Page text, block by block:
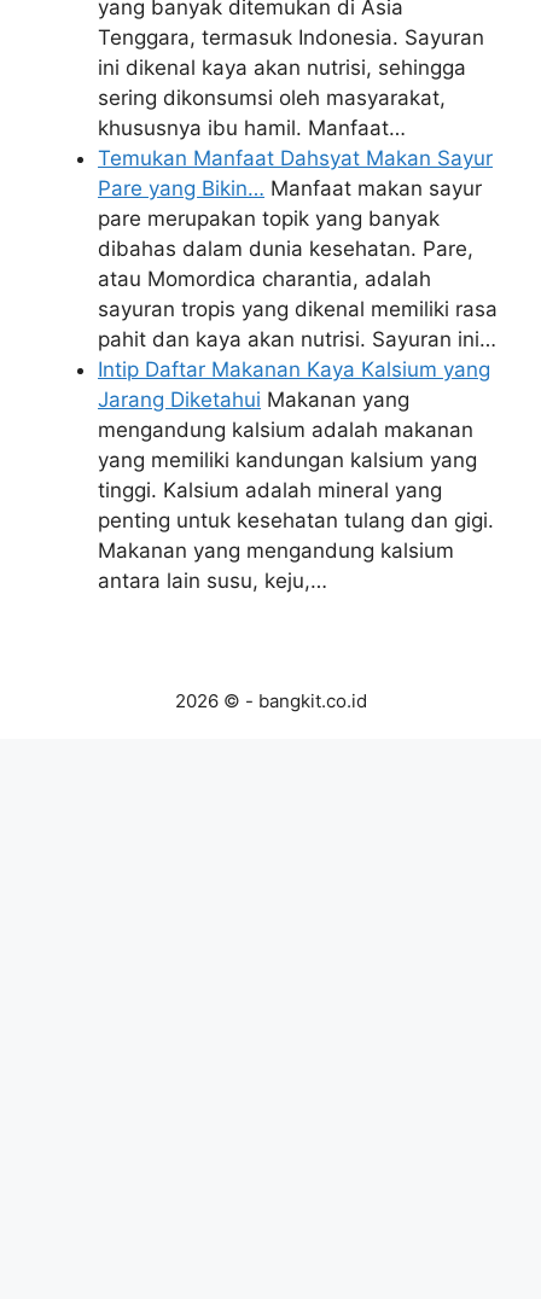
yang banyak ditemukan di Asia
Tenggara, termasuk Indonesia. Sayuran
ini dikenal kaya akan nutrisi, sehingga
sering dikonsumsi oleh masyarakat,
khususnya ibu hamil. Manfaat…
Temukan Manfaat Dahsyat Makan Sayur
Pare yang Bikin… Manfaat makan sayur
pare merupakan topik yang banyak
dibahas dalam dunia kesehatan. Pare,
atau Momordica charantia, adalah
sayuran tropis yang dikenal memiliki rasa
pahit dan kaya akan nutrisi. Sayuran ini…
Intip Daftar Makanan Kaya Kalsium yang
Jarang Diketahui Makanan yang
mengandung kalsium adalah makanan
yang memiliki kandungan kalsium yang
tinggi. Kalsium adalah mineral yang
penting untuk kesehatan tulang dan gigi.
Makanan yang mengandung kalsium
antara lain susu, keju,…
2026 © - bangkit.co.id